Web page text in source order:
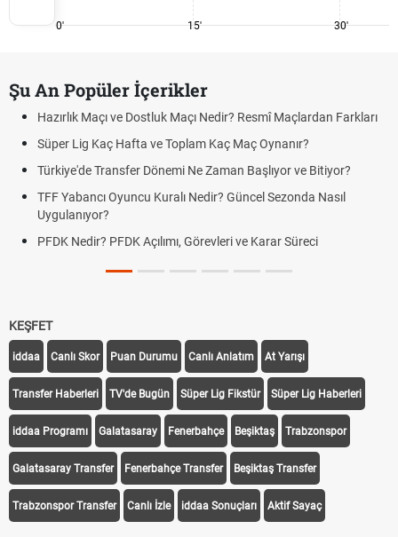
0' 15' 30'
Şu An Popüler İçerikler
Hazırlık Maçı ve Dostluk Maçı Nedir? Resmî Maçlardan Farkları
Süper Lig Kaç Hafta ve Toplam Kaç Maç Oynanır?
Türkiye'de Transfer Dönemi Ne Zaman Başlıyor ve Bitiyor?
TFF Yabancı Oyuncu Kuralı Nedir? Güncel Sezonda Nasıl
Uygulanıyor?
PFDK Nedir? PFDK Açılımı, Görevleri ve Karar Süreci
KEŞFET
iddaa Canlı Skor Puan Durumu Canlı Anlatım At Yarışı
Transfer Haberleri TV'de Bugün Süper Lig Fikstür Süper Lig Haberleri
iddaa Programı Galatasaray Fenerbahçe Beşiktaş Trabzonspor
Galatasaray Transfer Fenerbahçe Transfer Beşiktaş Transfer
Trabzonspor Transfer Canlı İzle iddaa Sonuçları Aktif Sayaç